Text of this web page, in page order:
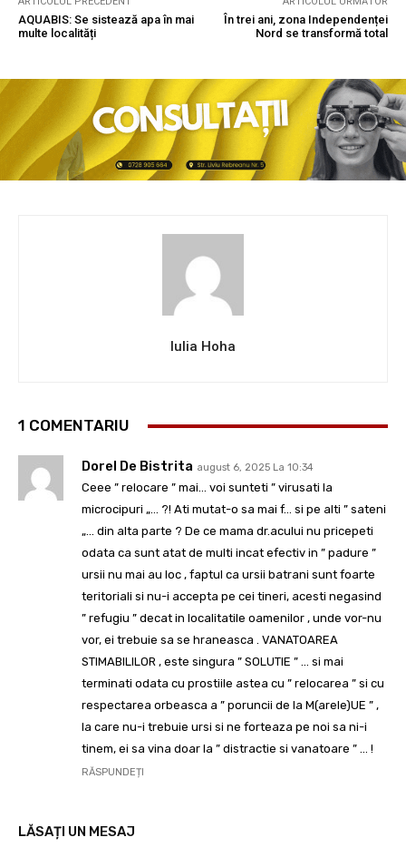
AQUABIS: Se sistează apa în mai
multe localități
În trei ani, zona Independenței
Nord se transformă total
Iulia Hoha
1 COMENTARIU
Dorel De Bistrita august 6, 2025 La 10:34
Ceee ” relocare ” mai… voi sunteti ” virusati la
microcipuri „… ?! Ati mutat-o sa mai f… si pe alti ” sateni
„… din alta parte ? De ce mama dr.acului nu pricepeti
odata ca sunt atat de multi incat efectiv in ” padure ”
ursii nu mai au loc , faptul ca ursii batrani sunt foarte
teritoriali si nu-i accepta pe cei tineri, acesti negasind
” refugiu ” decat in localitatile oamenilor , unde vor-nu
vor, ei trebuie sa se hraneasca . VANATOAREA
STIMABILILOR , este singura ” SOLUTIE ” … si mai
terminati odata cu prostiile astea cu ” relocarea ” si cu
respectarea orbeasca a ” poruncii de la M(arele)UE ” ,
la care nu-i trebuie ursi si ne forteaza pe noi sa ni-i
tinem, ei sa vina doar la ” distractie si vanatoare ” … !
RĂSPUNDEȚI
LĂSAȚI UN MESAJ